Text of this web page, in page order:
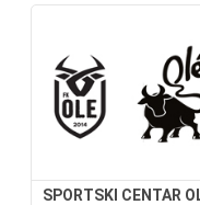
SPORTSKI CENTAR